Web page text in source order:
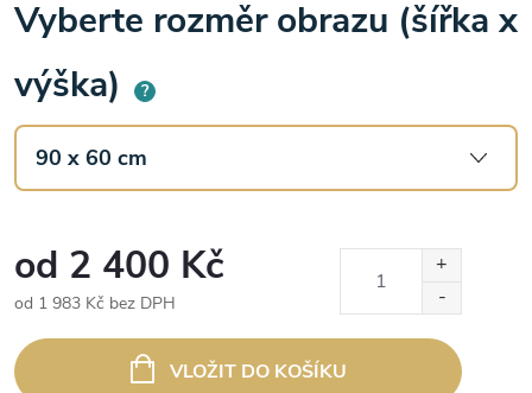
Vyberte rozměr obrazu (šířka x
výška)
?
od 2 400 Kč
od 1 983 Kč bez DPH
cena:
VLOŽIT DO KOŠÍKU